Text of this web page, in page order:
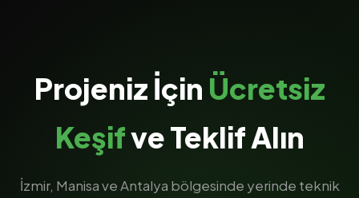
Projeniz İçin Ücretsiz
Keşifve Teklif Alın
İzmir, Manisa ve Antalya bölgesinde yerinde teknik